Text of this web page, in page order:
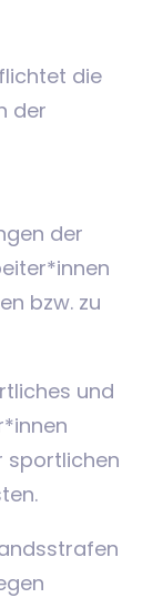
die
der
der
bzw. zu
und
sportlichen